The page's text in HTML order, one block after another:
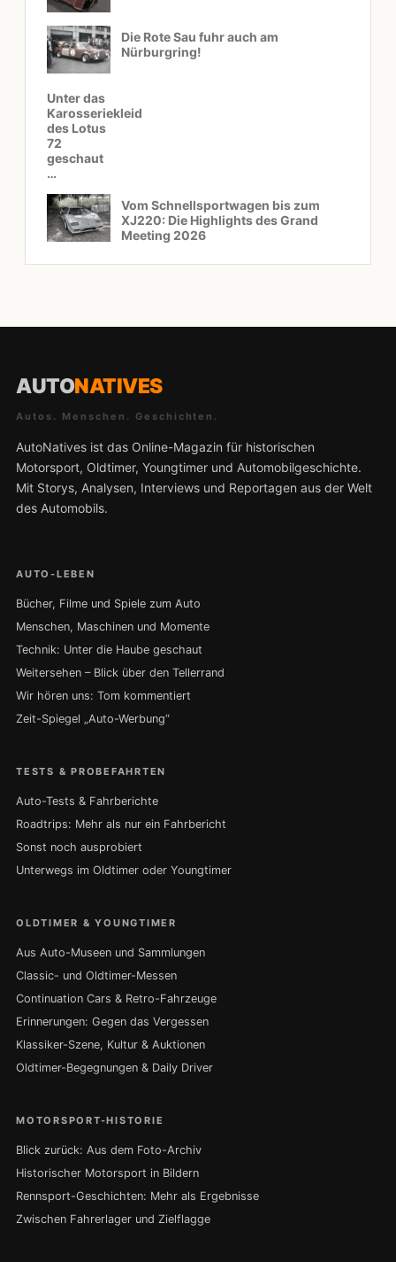
Die Rote Sau fuhr auch am
Nürburgring!
Unter das
Karosseriekleid
des Lotus
72
geschaut
…
Vom Schnellsportwagen bis zum
XJ220: Die Highlights des Grand
Meeting 2026
AUTONATIVES
Autos. Menschen. Geschichten.
AutoNatives ist das Online-Magazin für historischen
Motorsport, Oldtimer, Youngtimer und Automobilgeschichte.
Mit Storys, Analysen, Interviews und Reportagen aus der Welt
des Automobils.
AUTO-LEBEN
Bücher, Filme und Spiele zum Auto
Menschen, Maschinen und Momente
Technik: Unter die Haube geschaut
Weitersehen – Blick über den Tellerrand
Wir hören uns: Tom kommentiert
Zeit-Spiegel „Auto-Werbung“
TESTS & PROBEFAHRTEN
Auto-Tests & Fahrberichte
Roadtrips: Mehr als nur ein Fahrbericht
Sonst noch ausprobiert
Unterwegs im Oldtimer oder Youngtimer
OLDTIMER & YOUNGTIMER
Aus Auto-Museen und Sammlungen
Classic- und Oldtimer-Messen
Continuation Cars & Retro-Fahrzeuge
Erinnerungen: Gegen das Vergessen
Klassiker-Szene, Kultur & Auktionen
Oldtimer-Begegnungen & Daily Driver
MOTORSPORT-HISTORIE
Blick zurück: Aus dem Foto-Archiv
Historischer Motorsport in Bildern
Rennsport-Geschichten: Mehr als Ergebnisse
Zwischen Fahrerlager und Zielflagge